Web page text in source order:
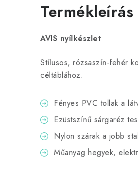
Termékleírás
AVIS nyílkészlet
Stílusos, rózsaszín-fehér
céltáblához.
Fényes PVC tollak a
Ezüstszínű sárgaréz
Nylon szárak a jobb
Műanyag hegyek,